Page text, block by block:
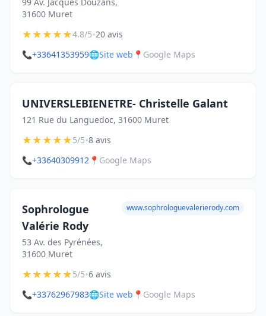
31600 Muret
★★★★★4.8/5•20 avis
📞+33641353959🌐Site web 📍 Google Maps
UNIVERSLEBIENETRE- Christelle Galant
121 Rue du Languedoc, 31600 Muret
★★★★★5/5•8 avis
📞+33640309912 📍 Google Maps
Sophrologue
Valérie Rody
53 Av. des Pyrénées,
31600 Muret
www.sophrologuevalerierody.com
★★★★★5/5•6 avis
📞+33762967983🌐Site web 📍 Google Maps